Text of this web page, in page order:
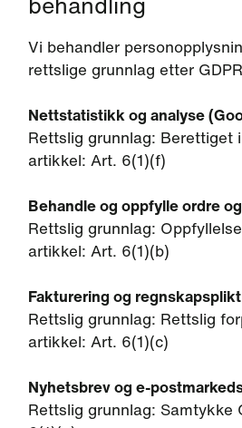
Vi behandler
rettslige grunnlag etter
Nettstatistikk og analyse
Rettslig grunnlag: Berettiget
artikkel: Art. 6(1)(f)
Behandle og oppfylle ordre
Rettslig grunnlag:
artikkel: Art. 6(1)(b)
Fakturering og regnskapsplikt
Rettslig grunnlag: Rettslig
artikkel: Art. 6(1)(c)
Nyhetsbrev og e-
Rettslig grunnlag: Samtykke